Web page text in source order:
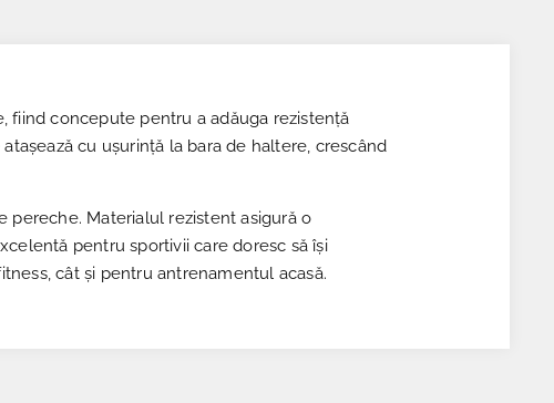
fiind concepute pentru a adăuga rezistență
cu ușurință la bara de haltere, crescând
pereche. Materialul rezistent asigură o
pentru sportivii care doresc să își
cât și pentru antrenamentul acasă.